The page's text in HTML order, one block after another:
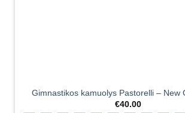
Gimnastikos kamuolys Pastorelli – New
€40.00